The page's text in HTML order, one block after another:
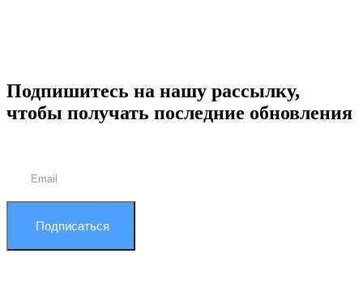
Подпишитесь на нашу рассылку,
чтобы получать последние обновления
Подписаться